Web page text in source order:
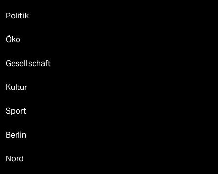
Politik
Öko
Gesellschaft
Kultur
Sport
Berlin
Nord